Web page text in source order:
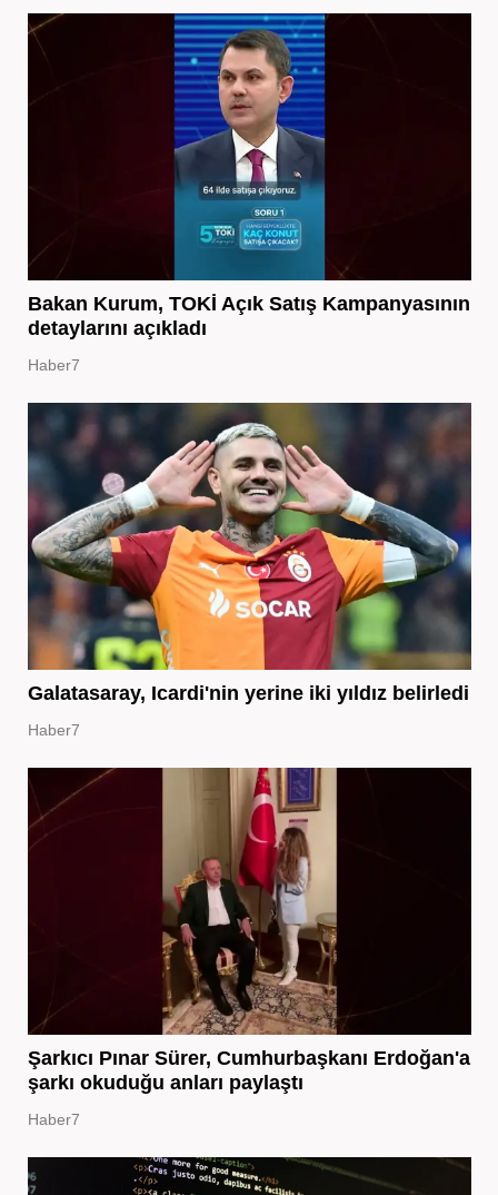
Bakan Kurum, TOKİ Açık Satış Kampanyasının
detaylarını açıkladı
Haber7
Galatasaray, Icardi'nin yerine iki yıldız belirledi
Haber7
Şarkıcı Pınar Sürer, Cumhurbaşkanı Erdoğan'a
şarkı okuduğu anları paylaştı
Haber7